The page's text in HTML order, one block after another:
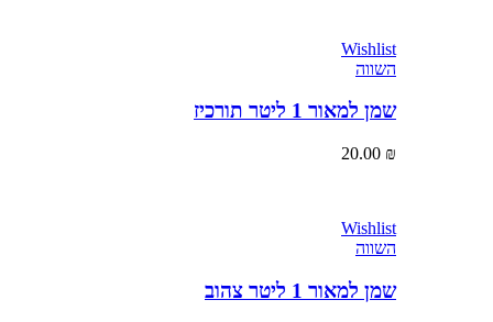
Wishlist
שמן למאור 1 ליטר תורכיז
20.00
Wishlist
שמן למאור 1 ליטר צהוב